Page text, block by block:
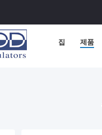
집 제품